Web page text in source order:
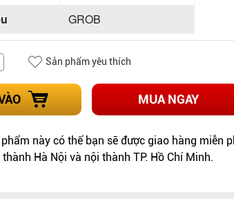
GROB
Sản phẩm yêu thích
MUA NGAY
này có thể bạn sẽ được giao hàng miễn
Hà Nội và nội thành TP. Hồ Chí Minh.